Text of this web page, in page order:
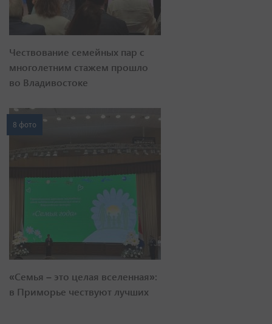
Чествование семейных пар с
многолетним стажем прошло
во Владивостоке
8 фото
«Семья – это целая вселенная»:
в Приморье чествуют лучших